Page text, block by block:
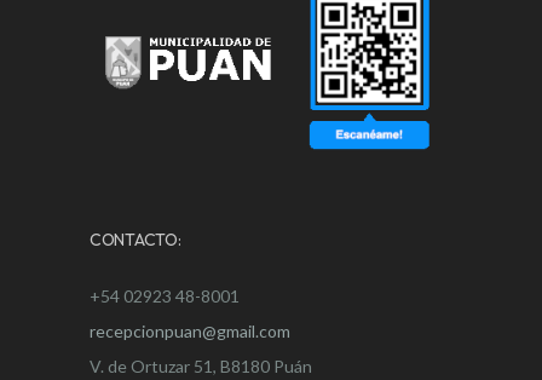
CONTACTO:
+54 02923 48-8001
recepcionpuan@gmail.com
V. de Ortuzar 51, B8180 Puán